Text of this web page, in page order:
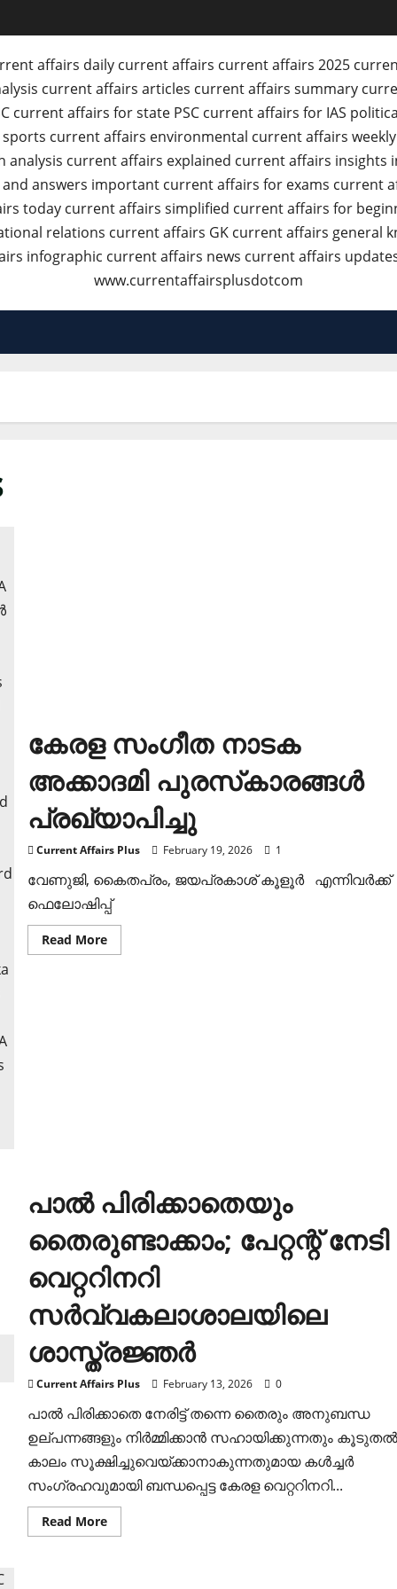
കേരള സംഗീത നാടക
അക്കാദമി പുരസ്‌കാരങ്ങള്‍
പ്രഖ്യാപിച്ചു
Current Affairs Plus February 19, 2026 1
വേണുജി, കൈതപ്രം, ജയപ്രകാശ് കൂളൂര്‍ എന്നിവര്‍ക്ക്
ഫെലോഷിപ്പ്
Read MoreRead
more
പാൽ പിരിക്കാതെയും
തൈരുണ്ടാക്കാം; പേറ്റന്റ് നേടി
വെറ്ററിനറി
സർവ്വകലാശാലയിലെ
ശാസ്ത്രജ്ഞർ
Current Affairs Plus February 13, 2026 0
പാൽ പിരിക്കാതെ നേരിട്ട് തന്നെ തൈരും അനുബന്ധ
ഉല്പന്നങ്ങളും നിർമ്മിക്കാൻ സഹായിക്കുന്നതും കൂടുതൽ
കാലം സൂക്ഷിച്ചുവെയ്ക്കാനാകുന്നതുമായ കൾച്ചർ
സംഗ്രഹവുമായി ബന്ധപ്പെട്ട കേരള വെറ്ററിനറി...
Read MoreRead
more